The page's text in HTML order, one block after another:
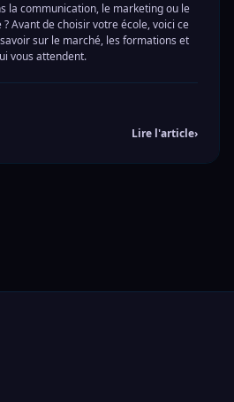
la communication, le marketing ou le
Avant de choisir votre école, voici ce
sur le marché, les formations et
vous attendent.
Lire l'article›